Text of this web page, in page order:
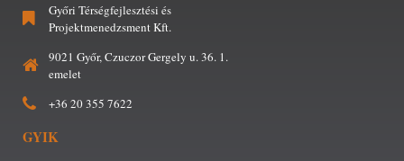
Győri Térségfejlesztési és
Projektmenedzsment Kft.
9021 Győr, Czuczor Gergely u. 36. 1.
emelet
+36 20 355 7622
GYIK